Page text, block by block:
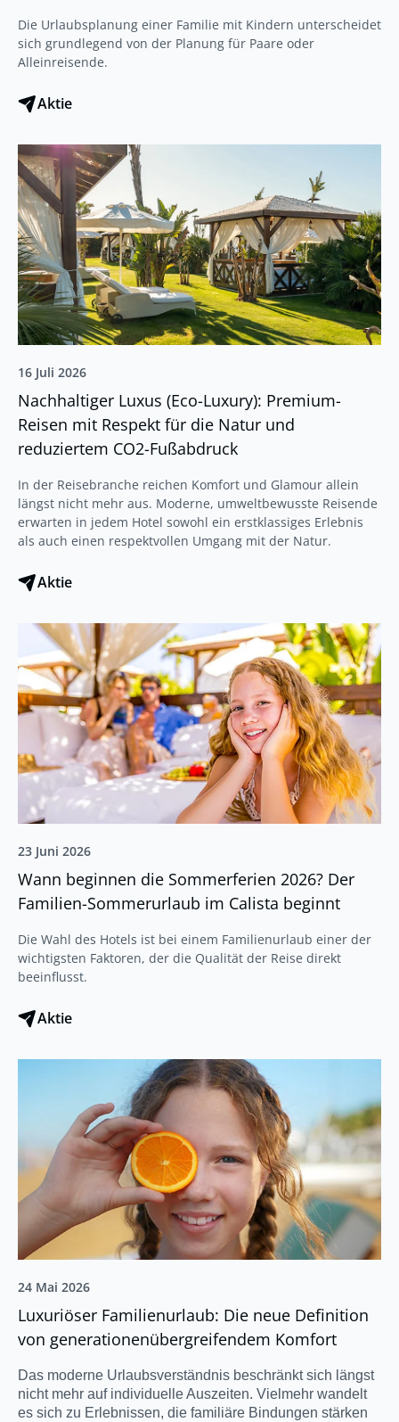
Die Urlaubsplanung einer Familie mit Kindern unterscheidet
sich grundlegend von der Planung für Paare oder
Alleinreisende.
Aktie
16 Juli 2026
Nachhaltiger Luxus (Eco-Luxury): Premium-
Reisen mit Respekt für die Natur und
reduziertem CO2-Fußabdruck
In der Reisebranche reichen Komfort und Glamour allein
längst nicht mehr aus. Moderne, umweltbewusste Reisende
erwarten in jedem Hotel sowohl ein erstklassiges Erlebnis
als auch einen respektvollen Umgang mit der Natur.
Aktie
23 Juni 2026
Wann beginnen die Sommerferien 2026? Der
Familien-Sommerurlaub im Calista beginnt
Die Wahl des Hotels ist bei einem Familienurlaub einer der
wichtigsten Faktoren, der die Qualität der Reise direkt
beeinflusst.
Aktie
24 Mai 2026
Luxuriöser Familienurlaub: Die neue Definition
von generationenübergreifendem Komfort
Das moderne Urlaubsverständnis beschränkt sich längst
nicht mehr auf individuelle Auszeiten. Vielmehr wandelt
es sich zu Erlebnissen, die familiäre Bindungen stärken